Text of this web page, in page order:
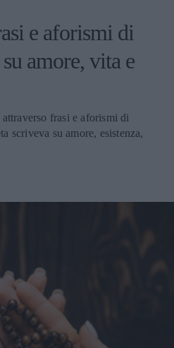
e aforismi di
amore, vita e
frasi e aforismi di
scriveva su amore, esistenza,